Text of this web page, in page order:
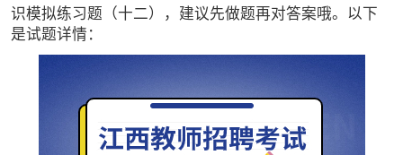
识模拟练习题（十二），建议先做题再对答案哦。以下
是试题详情：